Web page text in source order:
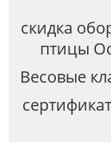
скидка
птицы
Весовые